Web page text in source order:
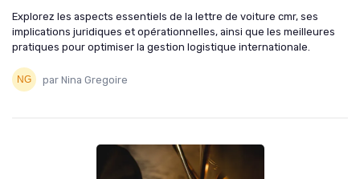
Explorez les aspects essentiels de la lettre de voiture cmr, ses
implications juridiques et opérationnelles, ainsi que les meilleures
pratiques pour optimiser la gestion logistique internationale.
par Nina Gregoire